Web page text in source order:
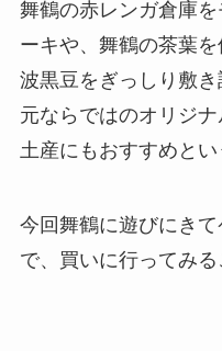
舞鶴の赤レンガ倉庫
ーキや、舞鶴の茶葉
波黒豆をぎっしり敷
元ならではのオリジ
土産にもおすすめとい
今回舞鶴に遊びにき
で、買いに行ってみる